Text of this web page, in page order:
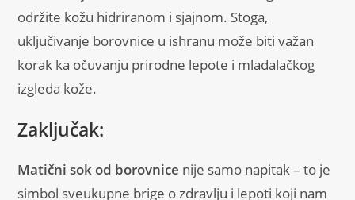
održite kožu hidriranom i sjajnom. Stoga,
uključivanje borovnice u ishranu može biti važan
korak ka očuvanju prirodne lepote i mladalačkog
izgleda kože.
Zaključak:
Matični sok od borovnice nije samo napitak – to je
simbol sveukupne brige o zdravlju i lepoti koji nam